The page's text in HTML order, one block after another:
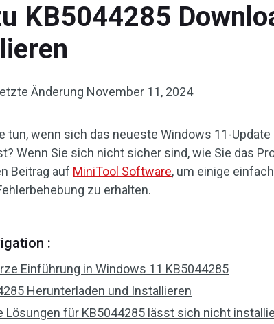
KB5044285
Änderung November 11, 2024
tun, wenn sich das neueste Windows 11-Update
Wenn Sie sich nicht sicher sind, wie Sie das
Beitrag auf MiniTool Software, um einige
zu erhalten.
:
Einführung in Windows 11 KB5044285
Herunterladen und Installieren
Lösungen für KB5044285 lässt sich nicht